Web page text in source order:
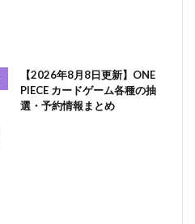
【2026年8月8日更新】ONE
PIECE カードゲーム各種の抽
選・予約情報まとめ